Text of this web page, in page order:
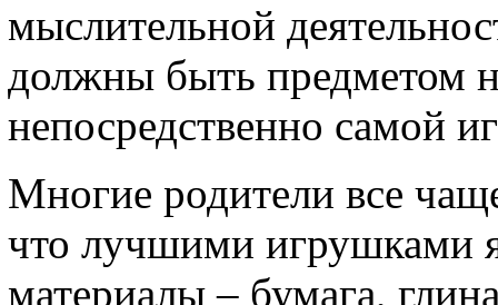
мыслительной
должны быть предметом
непосредственно самой
Многие родители все
что лучшими игрушками
материалы – бумага,